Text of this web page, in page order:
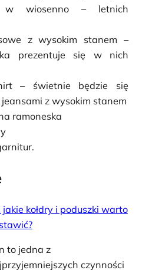
w wiosenno – letnich
z wysokim stanem –
prezentuje się w nich
– świetnie będzie się
jeansami z wysokim stanem
ramoneska
jakie kołdry i poduszki warto
to jedna z
czynności